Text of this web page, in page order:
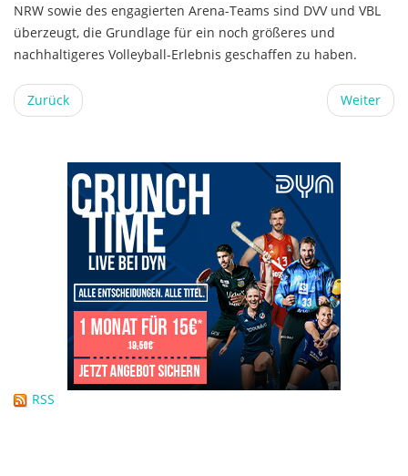
NRW sowie des engagierten Arena-Teams sind DVV und VBL
überzeugt, die Grundlage für ein noch größeres und
nachhaltigeres Volleyball-Erlebnis geschaffen zu haben.
Zurück Weiter
RSS